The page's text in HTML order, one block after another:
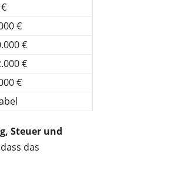
€
€
€
€
Steuer und
das